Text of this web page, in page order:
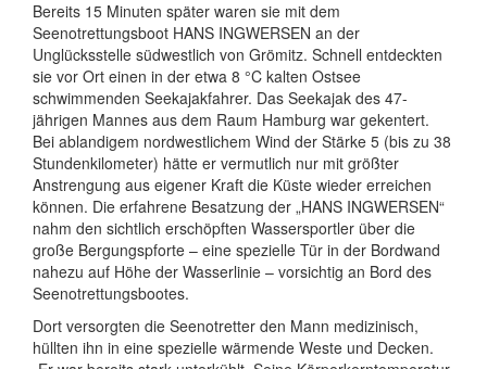
Bereits 15 Minuten später waren sie mit dem
Seenotrettungsboot HANS INGWERSEN an der
Unglücksstelle südwestlich von Grömitz. Schnell entdeckten
sie vor Ort einen in der etwa 8 °C kalten Ostsee
schwimmenden Seekajakfahrer. Das Seekajak des 47-
jährigen Mannes aus dem Raum Hamburg war gekentert.
Bei ablandigem nordwestlichem Wind der Stärke 5 (bis zu 38
Stundenkilometer) hätte er vermutlich nur mit größter
Anstrengung aus eigener Kraft die Küste wieder erreichen
können. Die erfahrene Besatzung der „HANS INGWERSEN“
nahm den sichtlich erschöpften Wassersportler über die
große Bergungspforte – eine spezielle Tür in der Bordwand
nahezu auf Höhe der Wasserlinie – vorsichtig an Bord des
Seenotrettungsbootes.
Dort versorgten die Seenotretter den Mann medizinisch,
hüllten ihn in eine spezielle wärmende Weste und Decken.